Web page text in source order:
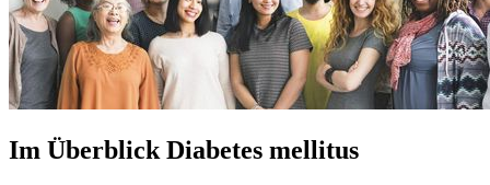
Im Überblick Diabetes mellitus